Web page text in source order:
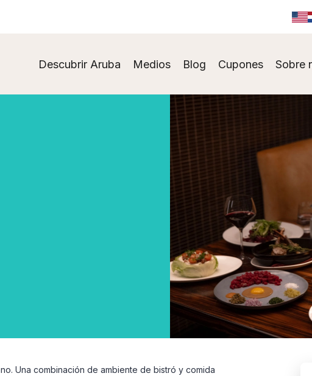
Descubrir Aruba Medios Blog Cupones Sobre
Una combinación de ambiente de bistró y comida